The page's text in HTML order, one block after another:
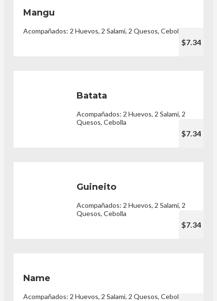
Mangu
Acompañados: 2 Huevos, 2 Salami, 2 Quesos, Cebolla
$7.34
Batata
Acompañados: 2 Huevos, 2 Salami, 2
Quesos, Cebolla
$7.34
Guineito
Acompañados: 2 Huevos, 2 Salami, 2
Quesos, Cebolla
$7.34
Name
Acompañados: 2 Huevos, 2 Salami, 2 Quesos, Cebolla